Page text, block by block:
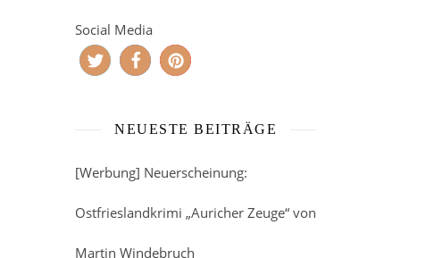
Social Media
NEUESTE BEITRÄGE
[Werbung] Neuerscheinung:
Ostfrieslandkrimi „Auricher Zeuge“ von
Martin Windebruch